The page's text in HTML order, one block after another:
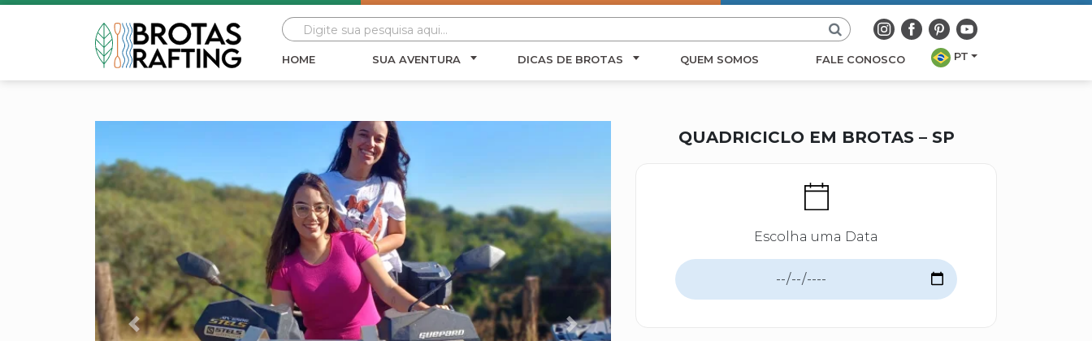
HOME SUA AVENTURA DICAS DE BROTAS QUEM SOMOS FALE CONOSCO PT
Previous Next
QUADRICICLO EM BROTAS – SP
Escolha uma Data